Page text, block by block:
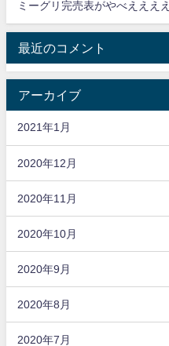
ミーグリ完売表がやべええええ
最近のコメント
アーカイブ
2021年1月
2020年12月
2020年11月
2020年10月
2020年9月
2020年8月
2020年7月